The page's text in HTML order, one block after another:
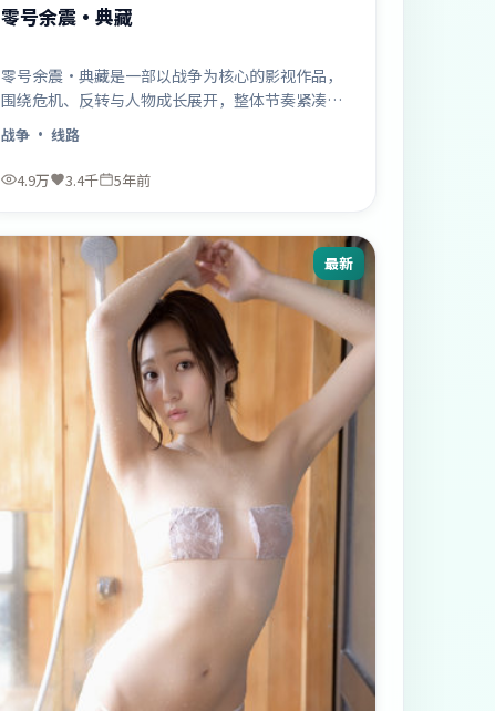
零号余震·典藏
零号余震·典藏是一部以战争为核心的影视作品，
围绕危机、反转与人物成长展开，整体节奏紧凑，
值得推荐观看。
战争· 线路
4.9万 3.4千 5年前
最新